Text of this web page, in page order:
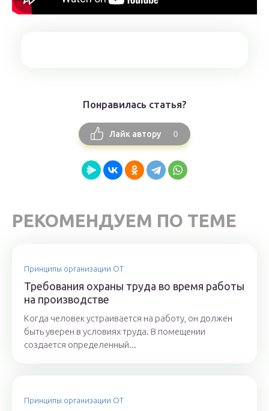
Понравилась статья?
Лайк автору 0
РЕКОМЕНДУЕМ ПО ТЕМЕ
Принципы организации ОТ
Требования охраны труда во время работы
на производстве
Когда человек устраивается на работу, он должен
быть уверен в условиях труда. В помещении
создается определенный...
Принципы организации ОТ